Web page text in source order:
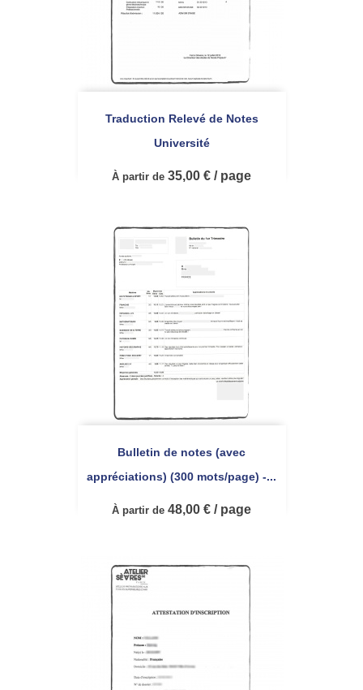
Traduction Relevé de Notes
Université
À partir de 35,00 € / page
Bulletin de notes (avec
appréciations) (300 mots/page) -...
À partir de 48,00 € / page